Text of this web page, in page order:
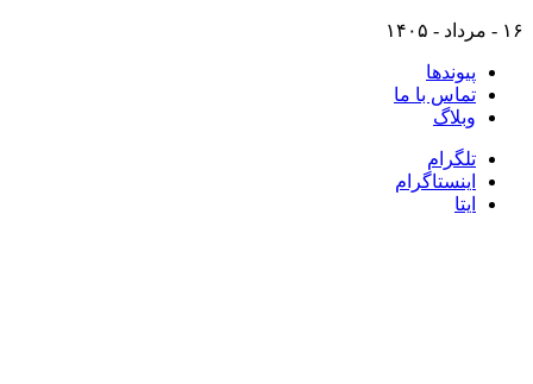
۱۶ - مرداد - ۱۴۰۵
پیوندها
تماس با ما
وبلاگ
تلگرام
اینستاگرام
ایتا